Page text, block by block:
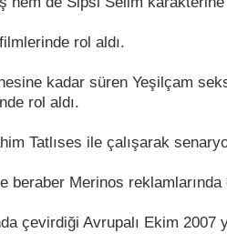
rol aldı.
kadar süren Yeşilçam
rol aldı.
Tatlıses ile çalışarak
beraber Merinos reklamlarında
çevirdiği Avrupalı Ekim 2007